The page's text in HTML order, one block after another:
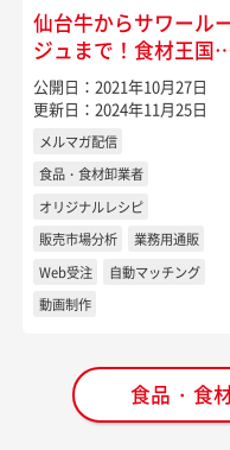
仙台牛からサワール
ジュまで！食材王国
宮城県の特産物
公開日：2021年10月27日
更新日：2024年11月25日
メルマガ配信
食品・食材卸業者
オリジナルレシピ
販売市場分析
業務用通販
Web受注
自動マッチング
動画制作
食品・食